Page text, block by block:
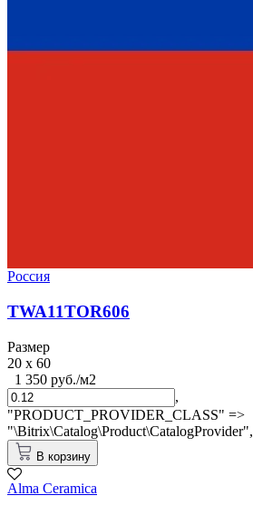
Россия
TWA11TOR606
Размер
20 x 60
1 350 руб./м2
,
"PRODUCT_PROVIDER_CLASS" =>
"\Bitrix\Catalog\Product\CatalogProvider",
В корзину
Alma Ceramica